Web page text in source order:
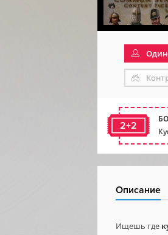
2+2
Описание
Ищешь где